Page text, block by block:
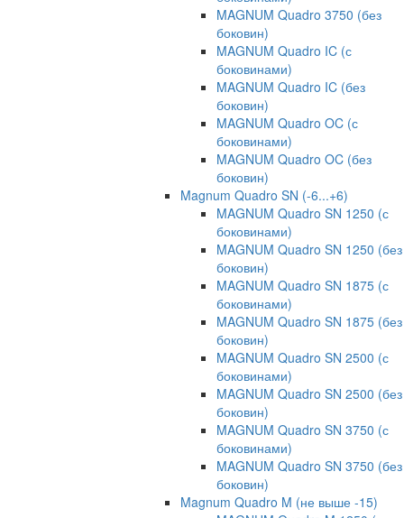
MAGNUM Quadro 3750 (без
боковин)
MAGNUM Quadro IC (с
боковинами)
MAGNUM Quadro IC (без
боковин)
MAGNUM Quadro OC (с
боковинами)
MAGNUM Quadro OC (без
боковин)
Magnum Quadro SN (-6...+6)
MAGNUM Quadro SN 1250 (с
боковинами)
MAGNUM Quadro SN 1250 (без
боковин)
MAGNUM Quadro SN 1875 (с
боковинами)
MAGNUM Quadro SN 1875 (без
боковин)
MAGNUM Quadro SN 2500 (с
боковинами)
MAGNUM Quadro SN 2500 (без
боковин)
MAGNUM Quadro SN 3750 (с
боковинами)
MAGNUM Quadro SN 3750 (без
боковин)
Magnum Quadro M (не выше -15)